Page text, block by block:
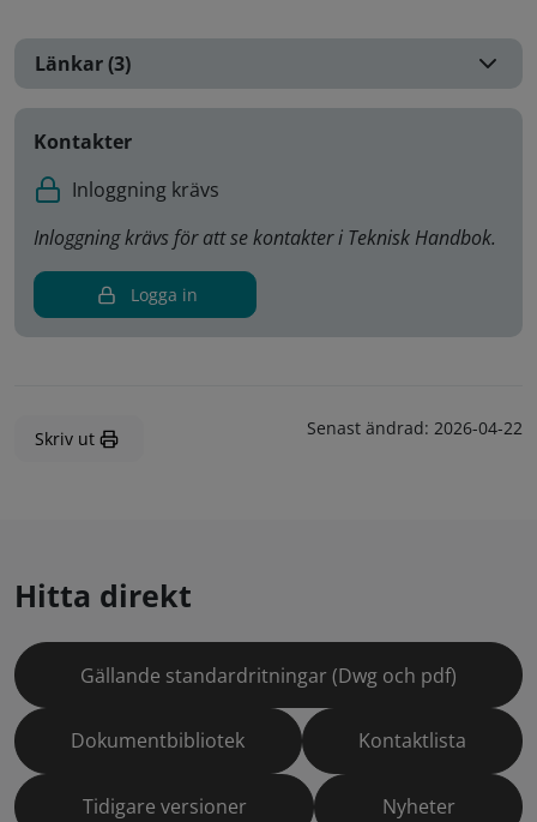
Länkar (3)
Kontakter
Inloggning krävs
Inloggning krävs för att se kontakter i Teknisk Handbok.
Logga in
Skriv ut Senast ändrad: 2026-04-22
Hitta direkt
Gällande standardritningar (Dwg och pdf)
Dokumentbibliotek Kontaktlista
Tidigare versioner Nyheter